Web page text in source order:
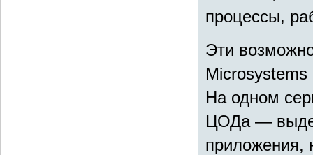
процессы,
Эти
На одном
ЦОДа —
приложения,